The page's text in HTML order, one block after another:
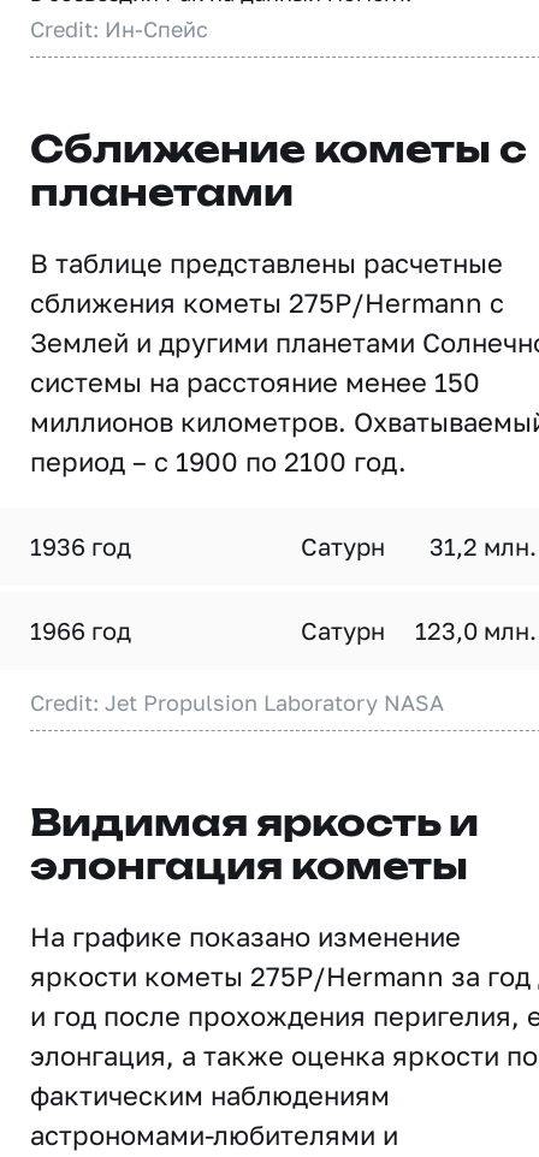
Credit: Ин-Спейс
Сближение кометы с
планетами
В таблице представлены расчетные
сближения кометы 275P/Hermann с
Землей и другими планетами
системы на расстояние менее 150
миллионов километров.
период – с 1900 по 2100 год.
1936 год Сатурн 31,2
1966 год Сатурн 123,0
Credit: Jet Propulsion Laboratory NASA
Видимая яркость и
элонгация кометы
На графике показано изменение
яркости кометы 275P/Hermann за год
и год после прохождения перигелия,
элонгация, а также оценка яркости по
фактическим наблюдениям
астрономами-любителями и